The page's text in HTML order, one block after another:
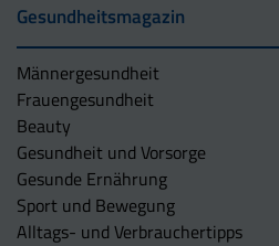
Gesundheitsmagazin
Männergesundheit
Frauengesundheit
Beauty
Gesundheit und Vorsorge
Gesunde Ernährung
Sport und Bewegung
Alltags- und Verbrauchertipps